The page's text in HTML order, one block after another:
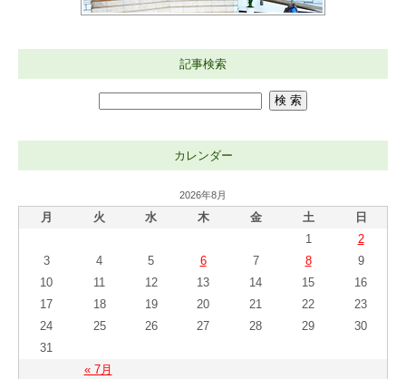
記事検索
カレンダー
2026年8月
月 火 水 木 金 土 日
« 7月
1
2
3
4 5 6 7 8
9
10
11 12 13 14 15
16
17
18 19 20 21 22
23
24
25 26 27 28 29
30
31